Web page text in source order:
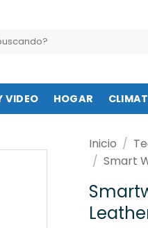
VIDEO HOGAR
Inicio /
/ Smart